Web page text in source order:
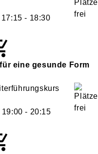
17:15 - 18:30
eine gesunde Form
19:00 - 20:15